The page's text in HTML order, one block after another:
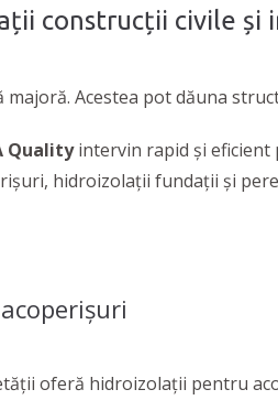
construcții civile și
Acestea pot dăuna
Qualityintervin rapid și eficient
hidroizolații fundații și
oferă hidroizolații pentru